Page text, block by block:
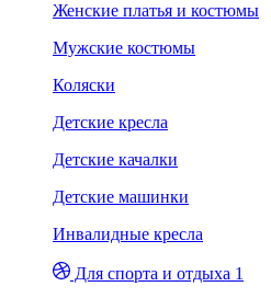
Женские платья и костюмы
Мужские костюмы
Коляски
Детские кресла
Детские качалки
Детские машинки
Инвалидные кресла
Для спорта и отдыха 1